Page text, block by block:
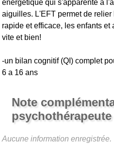
énergetique qui s'apparente à
aiguilles. L'EFT permet de
rapide et efficace, les enfants
vite et bien!
-un bilan cognitif (QI) complet
6 a 16 ans
Note
psychothérapeute
Aucune information enregistrée.